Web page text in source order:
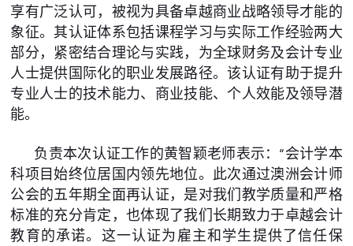
享有广泛认可，被视为具备卓越商业战略领导才能的
象征。其认证体系包括课程学习与实际工作经验两大
部分，紧密结合理论与实践，为全球财务及会计专业
人士提供国际化的职业发展路径。该认证有助于提升
专业人士的技术能力、商业技能、个人效能及领导潜
能。
负责本次认证工作的黄智颖老师表示：“会计学本
科项目始终位居国内领先地位。此次通过澳洲会计师
公会的五年期全面再认证，是对我们教学质量和严格
标准的充分肯定，也体现了我们长期致力于卓越会计
教育的承诺。这一认证为雇主和学生提供了信任保